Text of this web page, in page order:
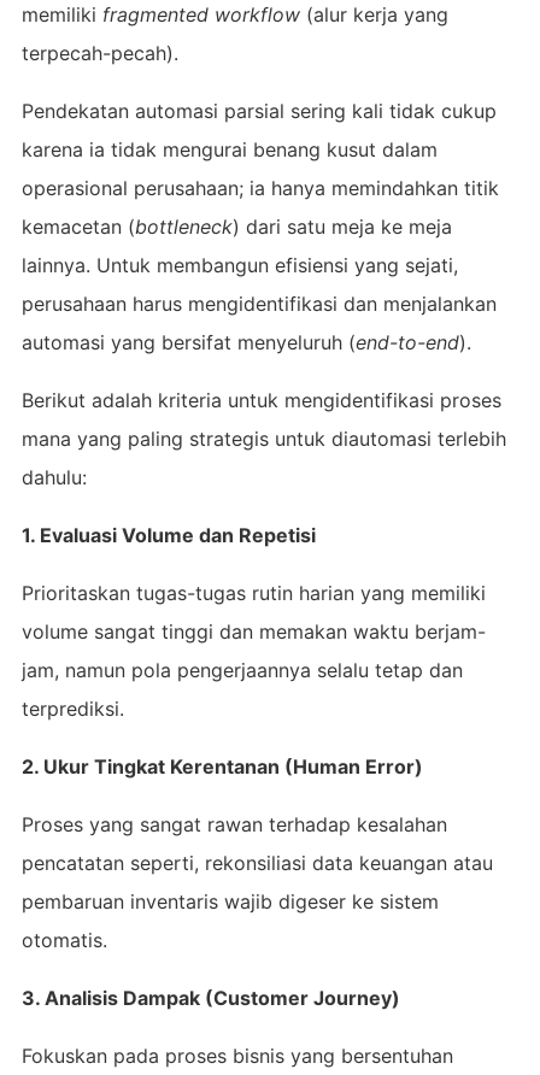
memiliki fragmented workflow(alur kerja yang
terpecah-pecah).
Pendekatan automasi parsial sering kali tidak cukup
karena ia tidak mengurai benang kusut dalam
operasional perusahaan; ia hanya memindahkan titik
kemacetan (bottleneck) dari satu meja ke meja
lainnya. Untuk membangun efisiensi yang sejati,
perusahaan harus mengidentifikasi dan menjalankan
automasi yang bersifat menyeluruh (end-to-end).
Berikut adalah kriteria untuk mengidentifikasi proses
mana yang paling strategis untuk diautomasi terlebih
dahulu:
1. Evaluasi Volume dan Repetisi
Prioritaskan tugas-tugas rutin harian yang memiliki
volume sangat tinggi dan memakan waktu berjam-
jam, namun pola pengerjaannya selalu tetap dan
terprediksi.
2. Ukur Tingkat Kerentanan (Human Error)
Proses yang sangat rawan terhadap kesalahan
pencatatan seperti, rekonsiliasi data keuangan atau
pembaruan inventaris wajib digeser ke sistem
otomatis.
3. Analisis Dampak (Customer Journey)
Fokuskan pada proses bisnis yang bersentuhan